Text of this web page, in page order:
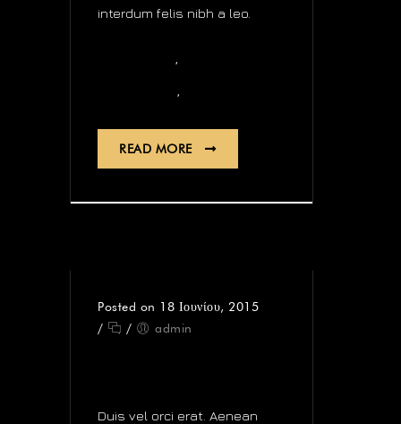
interdum felis nibh a leo.
,
,
READ MORE
Posted on 18 Ιουνίου, 2015
/
/ admin
Duis vel orci erat. Aenean